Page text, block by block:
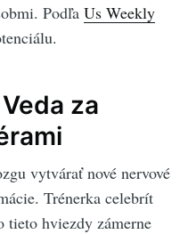
Podľa Us Weekly
za
vytvárať nové nervové
Trénerka celebrít
tieto hviezdy zámerne